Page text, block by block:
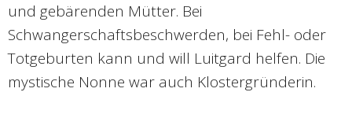
und gebärenden Mütter. Bei
Schwangerschaftsbeschwerden, bei Fehl- oder
Totgeburten kann und will Luitgard helfen. Die
mystische Nonne war auch Klostergründerin.